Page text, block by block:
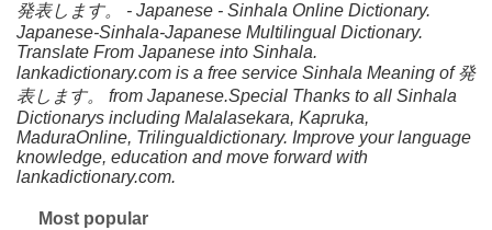
発表します。 - Japanese - Sinhala Online Dictionary.
Japanese-Sinhala-Japanese Multilingual Dictionary.
Translate From Japanese into Sinhala.
lankadictionary.com is a free service Sinhala Meaning of 発
表します。 from Japanese.Special Thanks to all Sinhala
Dictionarys including Malalasekara, Kapruka,
MaduraOnline, Trilingualdictionary. Improve your language
knowledge, education and move forward with
lankadictionary.com.
Most popular